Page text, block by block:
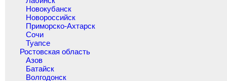
Новокубанск
Новороссийск
Приморско-Ахтарск
Сочи
Туапсе
Ростовская область
Азов
Батайск
Волгодонск